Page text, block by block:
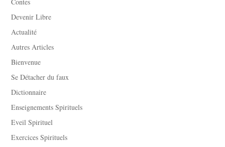
Devenir Libre
Actualité
Autres Articles
Bienvenue
Se Détacher du faux
Dictionnaire
Enseignements Spirituels
Eveil Spirituel
Exercices Spirituels